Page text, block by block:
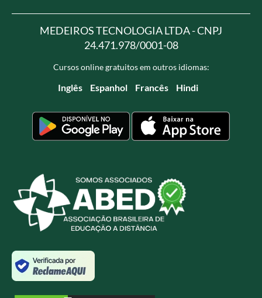
MEDEIROS TECNOLOGIA LTDA - CNPJ
24.471.978/0001-08
Cursos online gratuitos em outros idiomas:
Inglês Espanhol Francês Hindi